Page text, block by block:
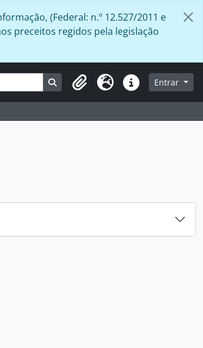
(Federal: n.º 12.527/2011 e
preceitos regidos pela legislação
Busque na página de navegação
Área de Transferência
Idioma Atalhos Entrar